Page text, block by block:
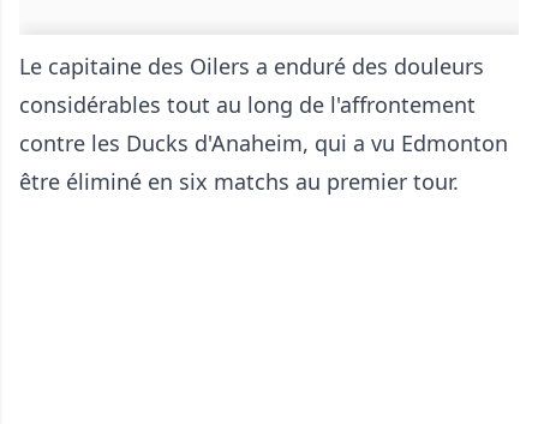
Le capitaine des Oilers a enduré des douleurs
considérables tout au long de l'affrontement
contre les Ducks d'Anaheim, qui a vu Edmonton
être éliminé en six matchs au premier tour.